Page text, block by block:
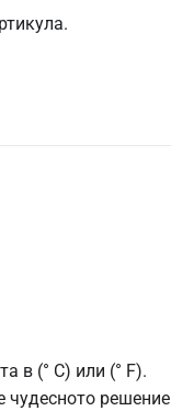
в (° C) или (° F).
чудесното решение